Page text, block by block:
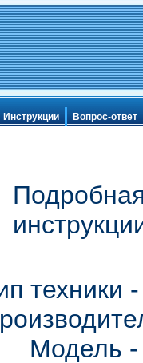
Инструкции Вопрос-ответ
Модель -